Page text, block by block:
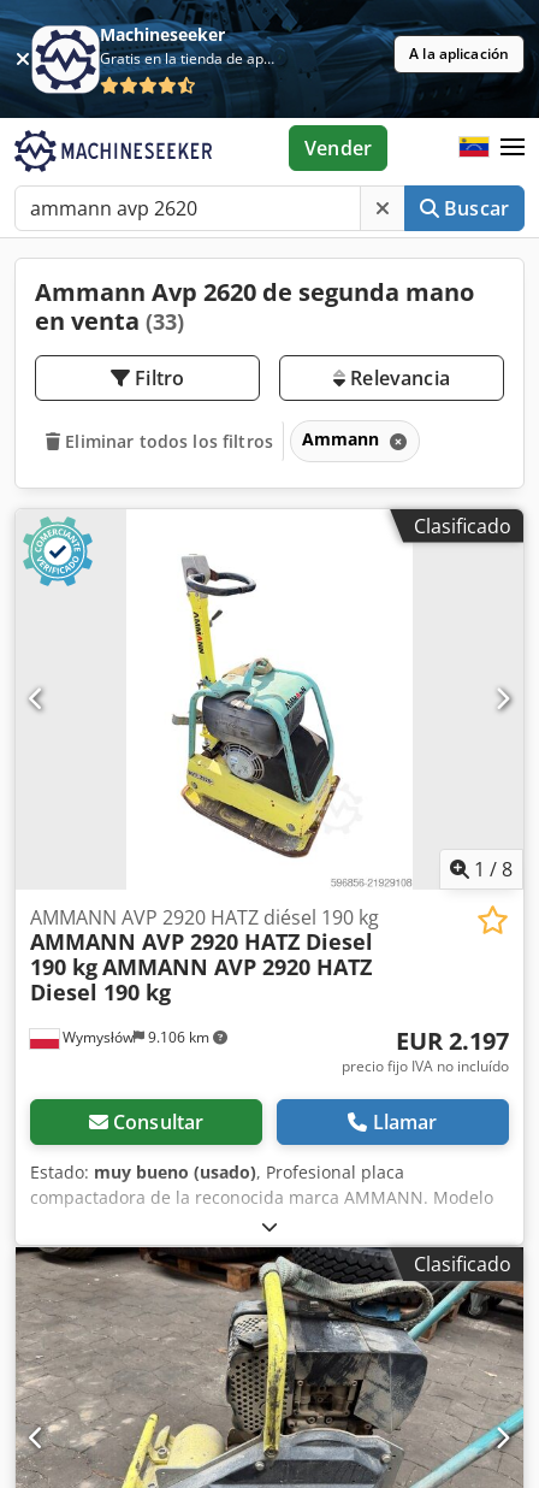
Machineseeker
Gratis en la tienda de aplicaciones A la aplicación
Buscar
Vender
Ammann Avp 2620 de segunda mano
en venta (33)
Filtro Relevancia
Eliminar todos los filtros Ammann
Clasificado
1 /8
Wymysłów 9.106 km
AMMANN AVP 2920 HATZ diésel 190 kg
AMMANN AVP 2920 HATZ Diesel
190 kgAMMANN AVP 2920 HATZ
Diesel 190 kg
EUR 2.197
precio fijo IVA no incluído
Consultar Llamar
Estado: muy bueno (usado), Profesional placa
compactadora de la reconocida marca AMMANN. Modelo
AVP 2920 equipado con un fiable motor diésel HATZ de 5
kW. La máquina está destinada a trabajos profesionales de
pavimentación, construcción de carreteras, así como para
la compactación de suelos, adoquines, lechos de arena y
asfalto. Equipo completamente mecánico, robusta
construcción alemana. Condición visual acorde con las
fotos: desgaste normal por uso. Datos técnicos: •
Fabricante: AMMANN • Modelo: AVP 2920 • Año de
fabricación: 1999 • Motor: HATZ Diesel Dedey Sifyjpfx Ac
Uskr • Tipo de motor: 1B30-6 • Potencia: 5 kW • Peso
operativo: 190 kg • Arranque manual • Fabricado en
Clasificado